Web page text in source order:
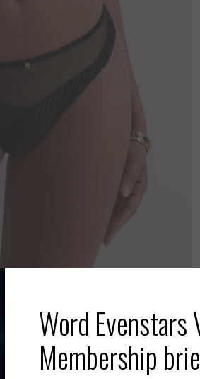
Afbeelding
Word Evenstars
Membership